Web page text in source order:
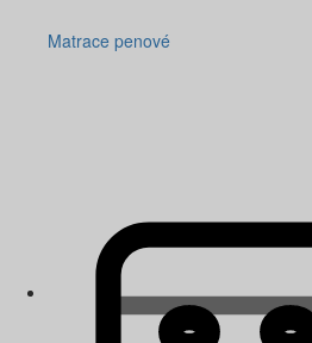
Matrace penové